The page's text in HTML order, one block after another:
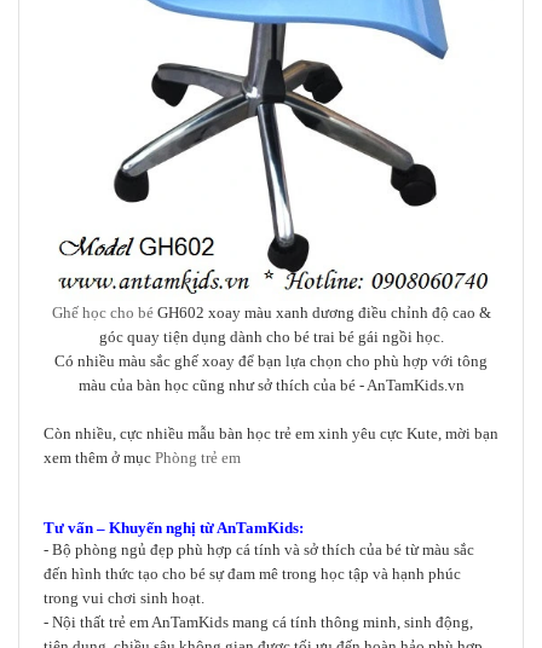
Ghế học cho béGH602 xoay màu xanh dương điều chỉnh độ cao &
góc quay tiện dụng dành cho bé trai bé gái ngồi học.
Có nhiều màu sắc ghế xoay để bạn lựa chọn cho phù hợp với tông
màu của bàn học cũng như sở thích của bé - AnTamKids.vn
Còn nhiều, cực nhiều mẫu bàn học trẻ em xinh yêu cực Kute, mời bạn
xem thêm ở mục Phòng trẻ em
Tư vấn – Khuyến nghị từ AnTamKids:
- Bộ phòng ngủ đẹp phù hợp cá tính và sở thích của bé từ màu sắc
đến hình thức tạo cho bé sự đam mê trong học tập và hạnh phúc
trong vui chơi sinh hoạt.
- Nội thất trẻ em AnTamKids mang cá tính thông minh, sinh động,